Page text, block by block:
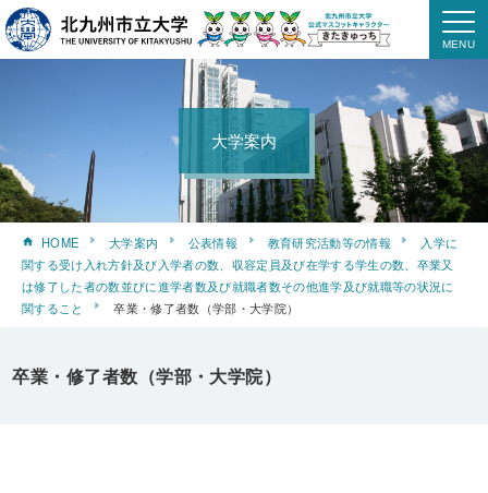
大学案内
HOME 大学案内 公表情報 教育研究活動等の情報
入学に
関する受け入れ方針及び入学者の数、収容定員及び在学する学生の数、卒業又
は修了した者の数並びに進学者数及び就職者数その他進学及び就職等の状況に
関すること
卒業・修了者数（学部・大学院）
卒業・修了者数（学部・大学院）